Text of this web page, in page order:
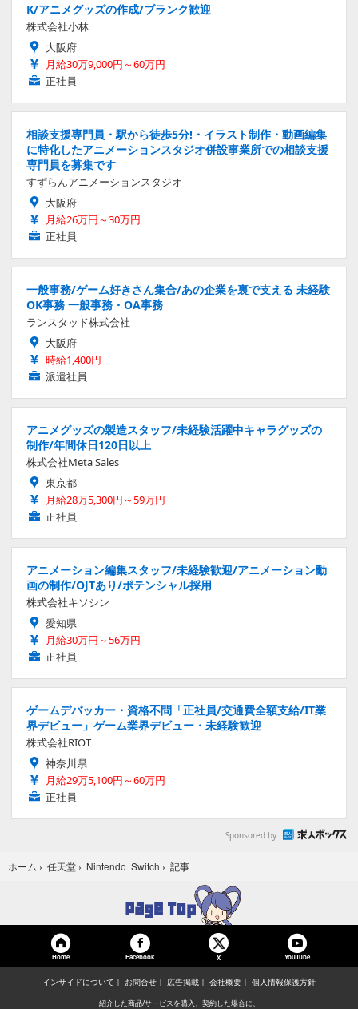
K/アニメグッズの作成/ブランク歓迎
株式会社小林
大阪府
月給30万9,000円～60万円
正社員
相談支援専門員・駅から徒歩5分!・イラスト制作・動画編集
に特化したアニメーションスタジオ併設事業所での相談支援
専門員を募集です
すずらんアニメーションスタジオ
大阪府
月給26万円～30万円
正社員
一般事務/ゲーム好きさん集合/あの企業を裏で支える 未経験
OK事務 一般事務・OA事務
ランスタッド株式会社
大阪府
時給1,400円
派遣社員
アニメグッズの製造スタッフ/未経験活躍中キャラグッズの
制作/年間休日120日以上
株式会社Meta Sales
東京都
月給28万5,300円～59万円
正社員
アニメーション編集スタッフ/未経験歓迎/アニメーション動
画の制作/OJTあり/ポテンシャル採用
株式会社キソシン
愛知県
月給30万円～56万円
正社員
ゲームデバッカー・資格不問「正社員/交通費全額支給/IT業
界デビュー」ゲーム業界デビュー・未経験歓迎
株式会社RIOT
神奈川県
月給29万5,100円～60万円
正社員
Sponsored by
ホーム › 任天堂 › Nintendo Switch › 記事
Home Facebook X YouTube
インサイドについて お問合せ 広告掲載 会社概要 個人情報保護方針
紹介した商品/サービスを購入、契約した場合に、